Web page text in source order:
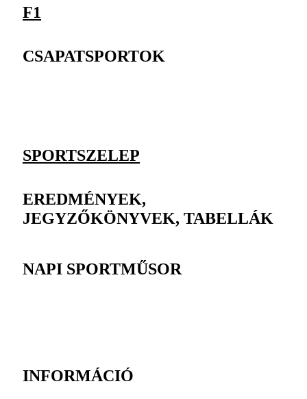
F1
CSAPATSPORTOK
SPORTSZELEP
EREDMÉNYEK,
JEGYZŐKÖNYVEK, TABELLÁK
NAPI SPORTMŰSOR
INFORMÁCIÓ